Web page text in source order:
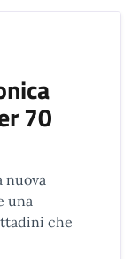
70
nuova
una
che